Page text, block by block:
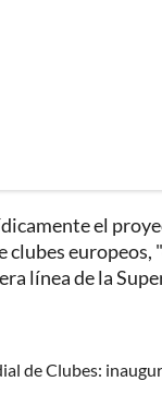
el
europeos,
línea de la
de Clubes: